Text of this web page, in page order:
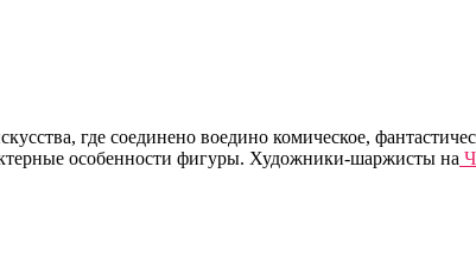
где соединено воедино комическое,
особенности фигуры. Художники-шаржисты на